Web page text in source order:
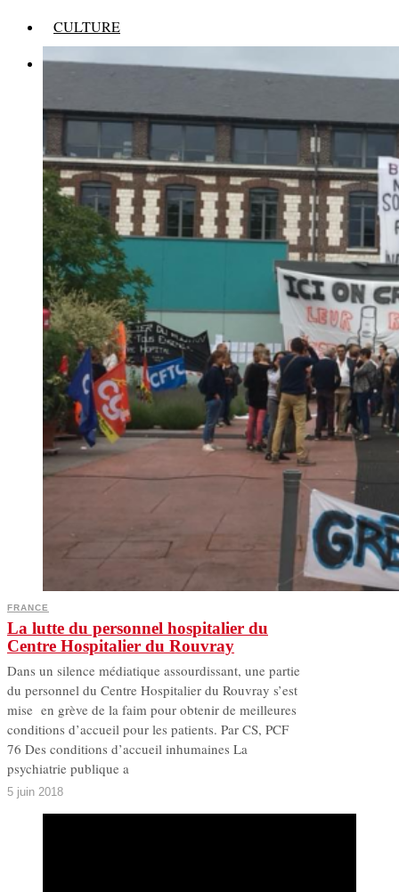
CULTURE
MULTIMÉDIAS
FRANCE
La lutte du personnel hospitalier du
Centre Hospitalier du Rouvray
Dans un silence médiatique assourdissant, une partie
du personnel du Centre Hospitalier du Rouvray s’est
mise en grève de la faim pour obtenir de meilleures
conditions d’accueil pour les patients. Par CS, PCF
76 Des conditions d’accueil inhumaines La
psychiatrie publique a
5 juin 2018